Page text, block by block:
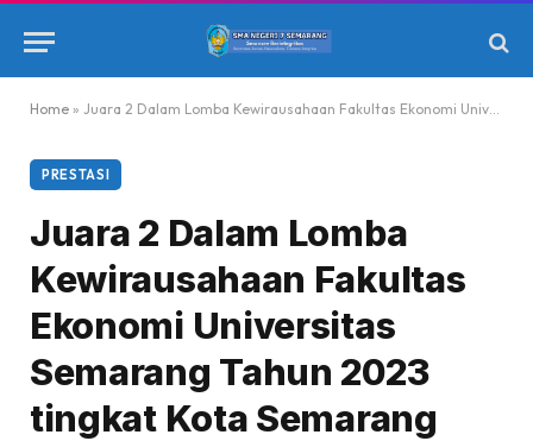
Home » Juara 2 Dalam Lomba Kewirausahaan Fakultas Ekonomi Universitas Semarang Tahun 2023 tingkat Kota Semarang
PRESTASI
Juara 2 Dalam Lomba
Kewirausahaan Fakultas
Ekonomi Universitas
Semarang Tahun 2023
tingkat Kota Semarang